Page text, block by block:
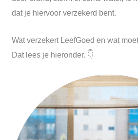
dat je hiervoor verzekerd bent.
Wat verzekert LeefGoed en wat
Dat lees je hieronder. 👇